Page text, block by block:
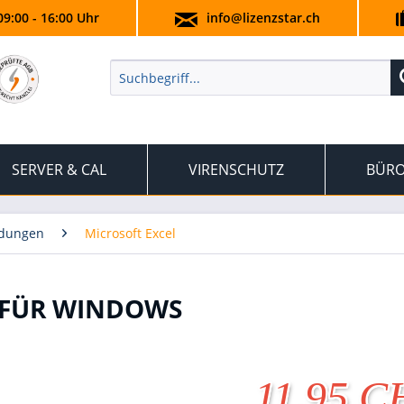
- 16:00 Uhr info@lizenzstar.ch
SERVER & CAL VIRENSCHUTZ
Microsoft Excel
WINDOWS